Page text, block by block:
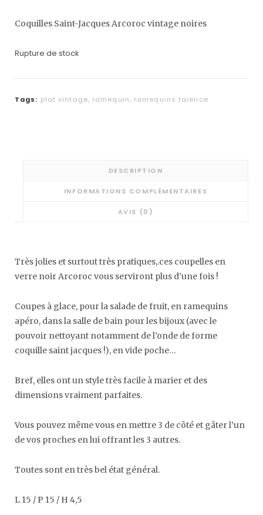
Coquilles Saint-Jacques Arcoroc vintage noires
Rupture de stock
Tags: plat vintage, ramequin, ramequins faïence
DESCRIPTION
INFORMATIONS COMPLÉMENTAIRES
AVIS (0)
Très jolies et surtout très pratiques,.ces coupelles en
verre noir Arcoroc vous serviront plus d’une fois !
Coupes à glace, pour la salade de fruit, en ramequins
apéro, dans la salle de bain pour les bijoux (avec le
pouvoir nettoyant notamment de l’onde de forme
coquille saint jacques !), en vide poche…
Bref, elles ont un style très facile à marier et des
dimensions vraiment parfaites.
Vous pouvez même vous en mettre 3 de côté et gâter l’un
de vos proches en lui offrant les 3 autres.
Toutes sont en très bel état général.
L 15 / P 15 / H 4,5